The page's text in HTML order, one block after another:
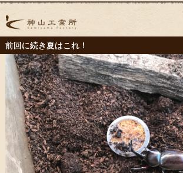
前回に続き夏はこれ！